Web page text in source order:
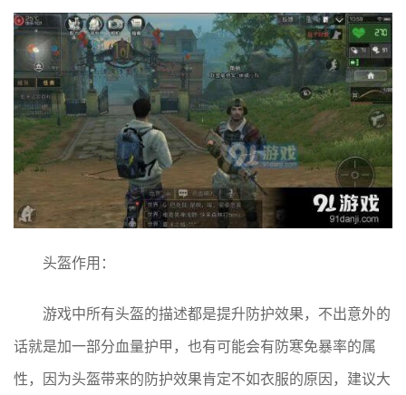
头盔作用：
游戏中所有头盔的描述都是提升防护效果，不出意外的
话就是加一部分血量护甲，也有可能会有防寒免暴率的属
性，因为头盔带来的防护效果肯定不如衣服的原因，建议大